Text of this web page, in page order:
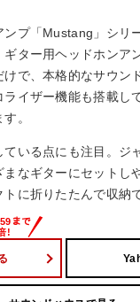
プ「Mustang」シリ
ギター用ヘッドホンア
けで、本格的なサウン
イザー機能も搭載し
。
ている点にも注目。ジ
まなギターにセットし
に折りたたんで収納